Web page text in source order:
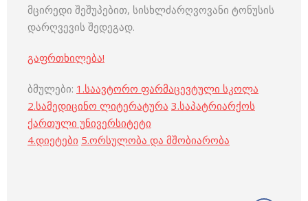
მცირედი შეშუპებით, სისხლძარღვოვანი ტონუსის
დარღვევის შედეგად.
გაფრთხილება!
ბმულები: 1.საავტორო ფარმაცევტული სკოლა
2.სამედიცინო ლიტერატურა 3.საპატრიარქოს
ქართული უნივერსიტეტი
4.დიეტები 5.ორსულობა და მშობიარობა